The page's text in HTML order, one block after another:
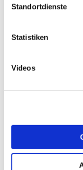
Standortdienste
Statistiken
Videos
Großzehenballen